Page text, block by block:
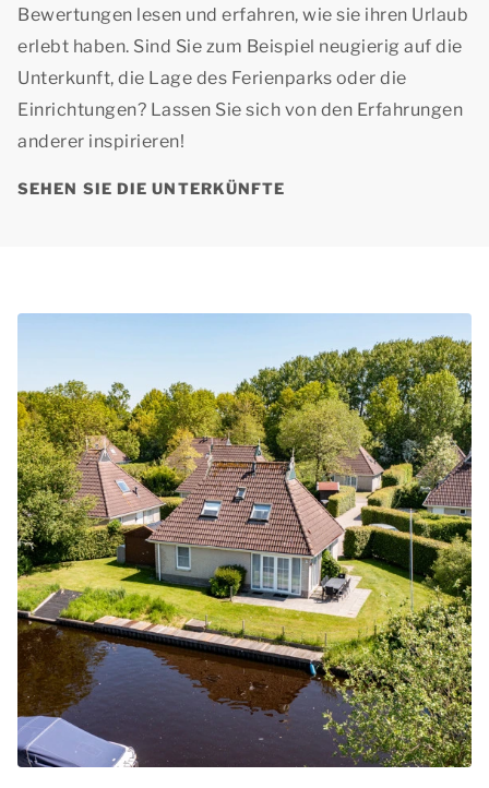
Bewertungen lesen und erfahren, wie sie ihren Urlaub
erlebt haben. Sind Sie zum Beispiel neugierig auf die
Unterkunft, die Lage des Ferienparks oder die
Einrichtungen? Lassen Sie sich von den Erfahrungen
anderer inspirieren!
SEHEN SIE DIE UNTERKÜNFTE